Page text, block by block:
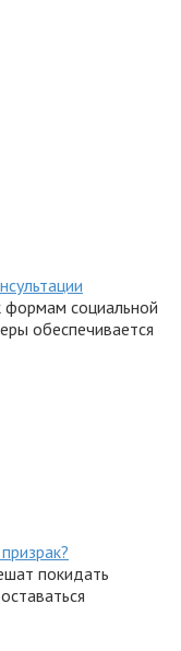
формам социальной
обеспечивается
покидать